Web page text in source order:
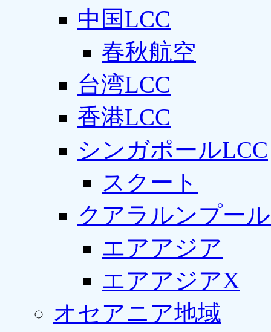
中国LCC
春秋航空
台湾LCC
香港LCC
シンガポールLCC
スクート
クアラルンプー
エアアジア
エアアジアX
オセアニア地域